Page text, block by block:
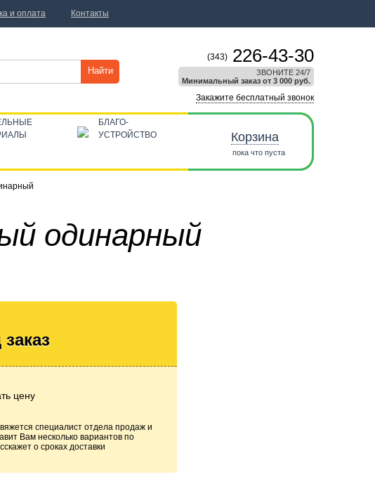
одинарный
цену
специалист отдела продаж и
Вам несколько вариантов по
о сроках доставки
Найти
(343) 226-43-30
ЗВОНИТЕ 24/7
Минимальный заказ от 3 000 руб.
Закажите бесплатный звонок
БЛАГО-
УСТРОЙСТВО
Корзина
пока что пуста
и оплата Контакты